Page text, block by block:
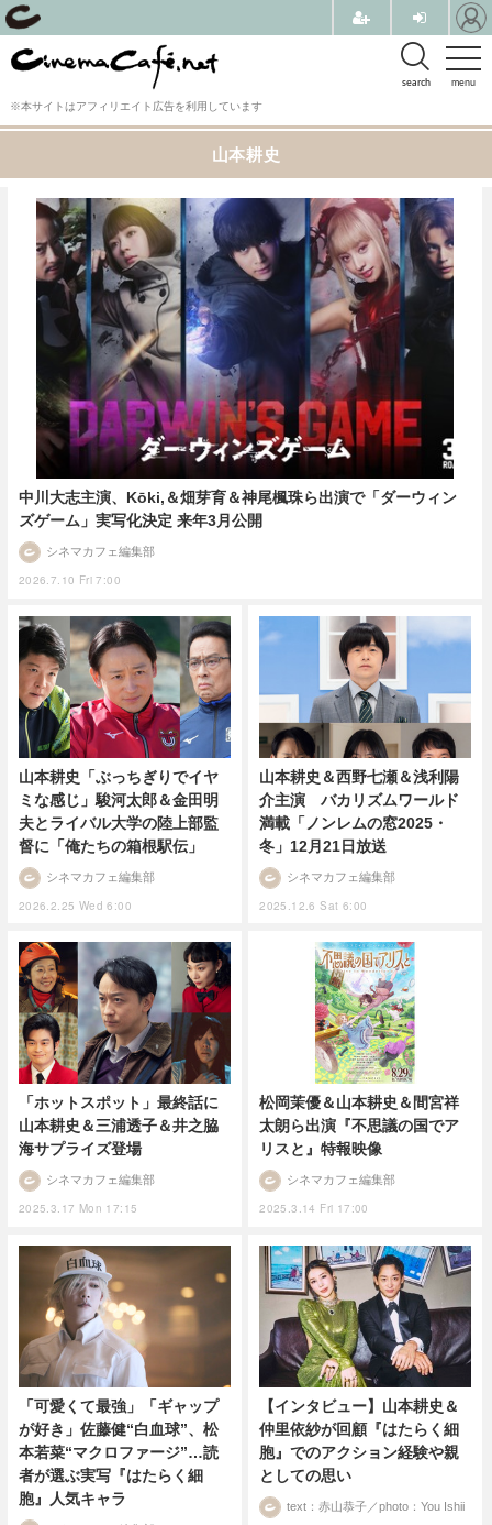
menu
search
※本サイトはアフィリエイト広告を利用しています
山本耕史
中川大志主演、Kōki,＆畑芽育＆神尾楓珠ら出演で「ダーウィン
ズゲーム」実写化決定 来年3月公開
2026.7.10 Fri 7:00
シネマカフェ編集部
山本耕史「ぶっちぎりでイヤ
ミな感じ」駿河太郎＆金田明
夫とライバル大学の陸上部監
督に「俺たちの箱根駅伝」
2026.2.25 Wed 6:00
シネマカフェ編集部
山本耕史＆西野七瀬＆浅利陽
介主演 バカリズムワールド
満載「ノンレムの窓2025・
冬」12月21日放送
2025.12.6 Sat 6:00
シネマカフェ編集部
「ホットスポット」最終話に
山本耕史＆三浦透子＆井之脇
海サプライズ登場
2025.3.17 Mon 17:15
シネマカフェ編集部
松岡茉優＆山本耕史＆間宮祥
太朗ら出演『不思議の国でア
リスと』特報映像
2025.3.14 Fri 17:00
シネマカフェ編集部
「可愛くて最強」「ギャップ
が好き」佐藤健“白血球”、松
本若菜“マクロファージ”…読
者が選ぶ実写『はたらく細
胞』人気キャラ
【インタビュー】山本耕史＆
仲里依紗が回顧『はたらく細
胞』でのアクション経験や親
としての思い
text：赤山恭子／photo：You Ishii